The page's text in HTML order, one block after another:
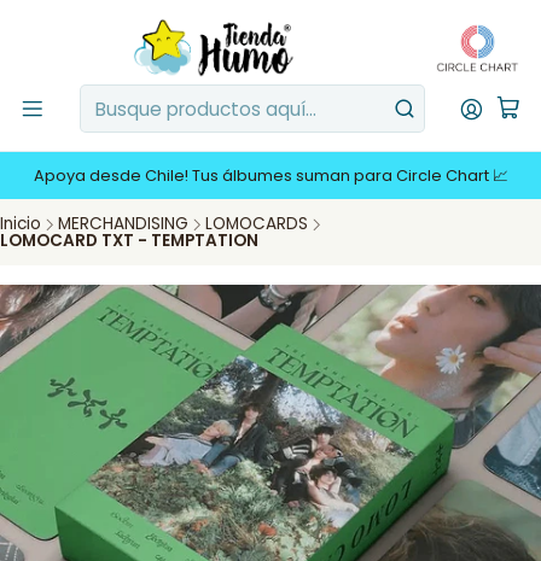
Apoya desde Chile! Tus álbumes suman para Circle Chart 📈
Inicio MERCHANDISING LOMOCARDS
LOMOCARD TXT - TEMPTATION